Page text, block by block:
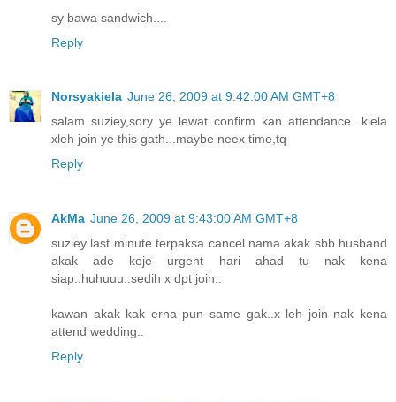
sy bawa sandwich....
Reply
Norsyakiela June 26, 2009 at 9:42:00 AM GMT+8
salam suziey,sory ye lewat confirm kan attendance...kiela
xleh join ye this gath...maybe neex time,tq
Reply
AkMa June 26, 2009 at 9:43:00 AM GMT+8
suziey last minute terpaksa cancel nama akak sbb husband
akak ade keje urgent hari ahad tu nak kena
siap..huhuuu..sedih x dpt join..
kawan akak kak erna pun same gak..x leh join nak kena
attend wedding..
Reply